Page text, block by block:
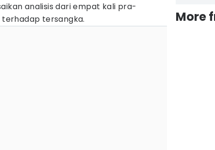
analisis dari empat kali pra-
tersangka.
More